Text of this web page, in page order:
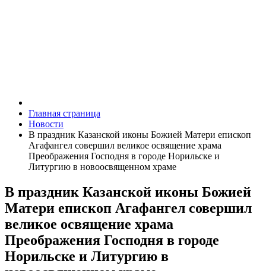
Главная страница
Новости
В праздник Казанской иконы Божией Матери епископ
Агафангел совершил великое освящение храма
Преображения Господня в городе Норильске и
Литургию в новоосвященном храме
В праздник Казанской иконы Божией
Матери епископ Агафангел совершил
великое освящение храма
Преображения Господня в городе
Норильске и Литургию в